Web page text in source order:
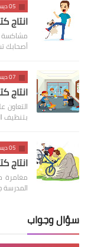
05 ديسمبر 2019
انتاج
مشاكسة
أصحابك
07 ديسمبر 2019
انتاج
التعاون
بتنظيف
05 ديسمبر 2019
انتاج
مغامرة
سؤال وجواب